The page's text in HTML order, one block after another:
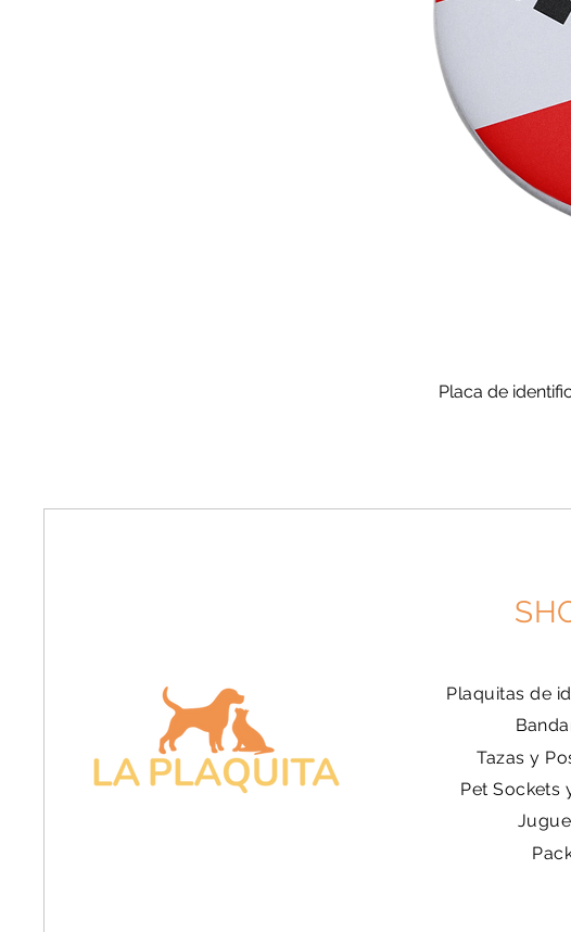
Placa de
Plaquitas de
Tazas y
Pet Sockets